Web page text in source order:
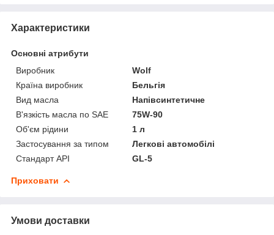
Характеристики
Основні атрибути
Виробник
Wolf
Країна виробник
Бельгія
Вид масла
Напівсинтетичне
В'язкість масла по SAE
75W-90
Об'єм рідини
1 л
Застосування за типом
Легкові автомобілі
Стандарт API
GL-5
Приховати
Умови доставки